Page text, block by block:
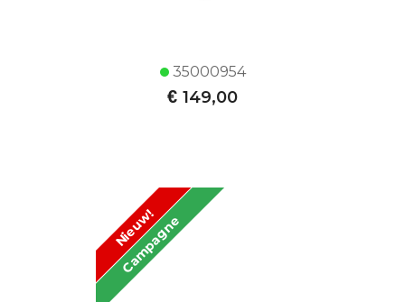
35000954
€ 149,00
Nieuw!
Campagne